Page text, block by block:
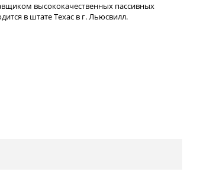
высококачественных пассивных
в штате Техас в г. Льюсвилл.